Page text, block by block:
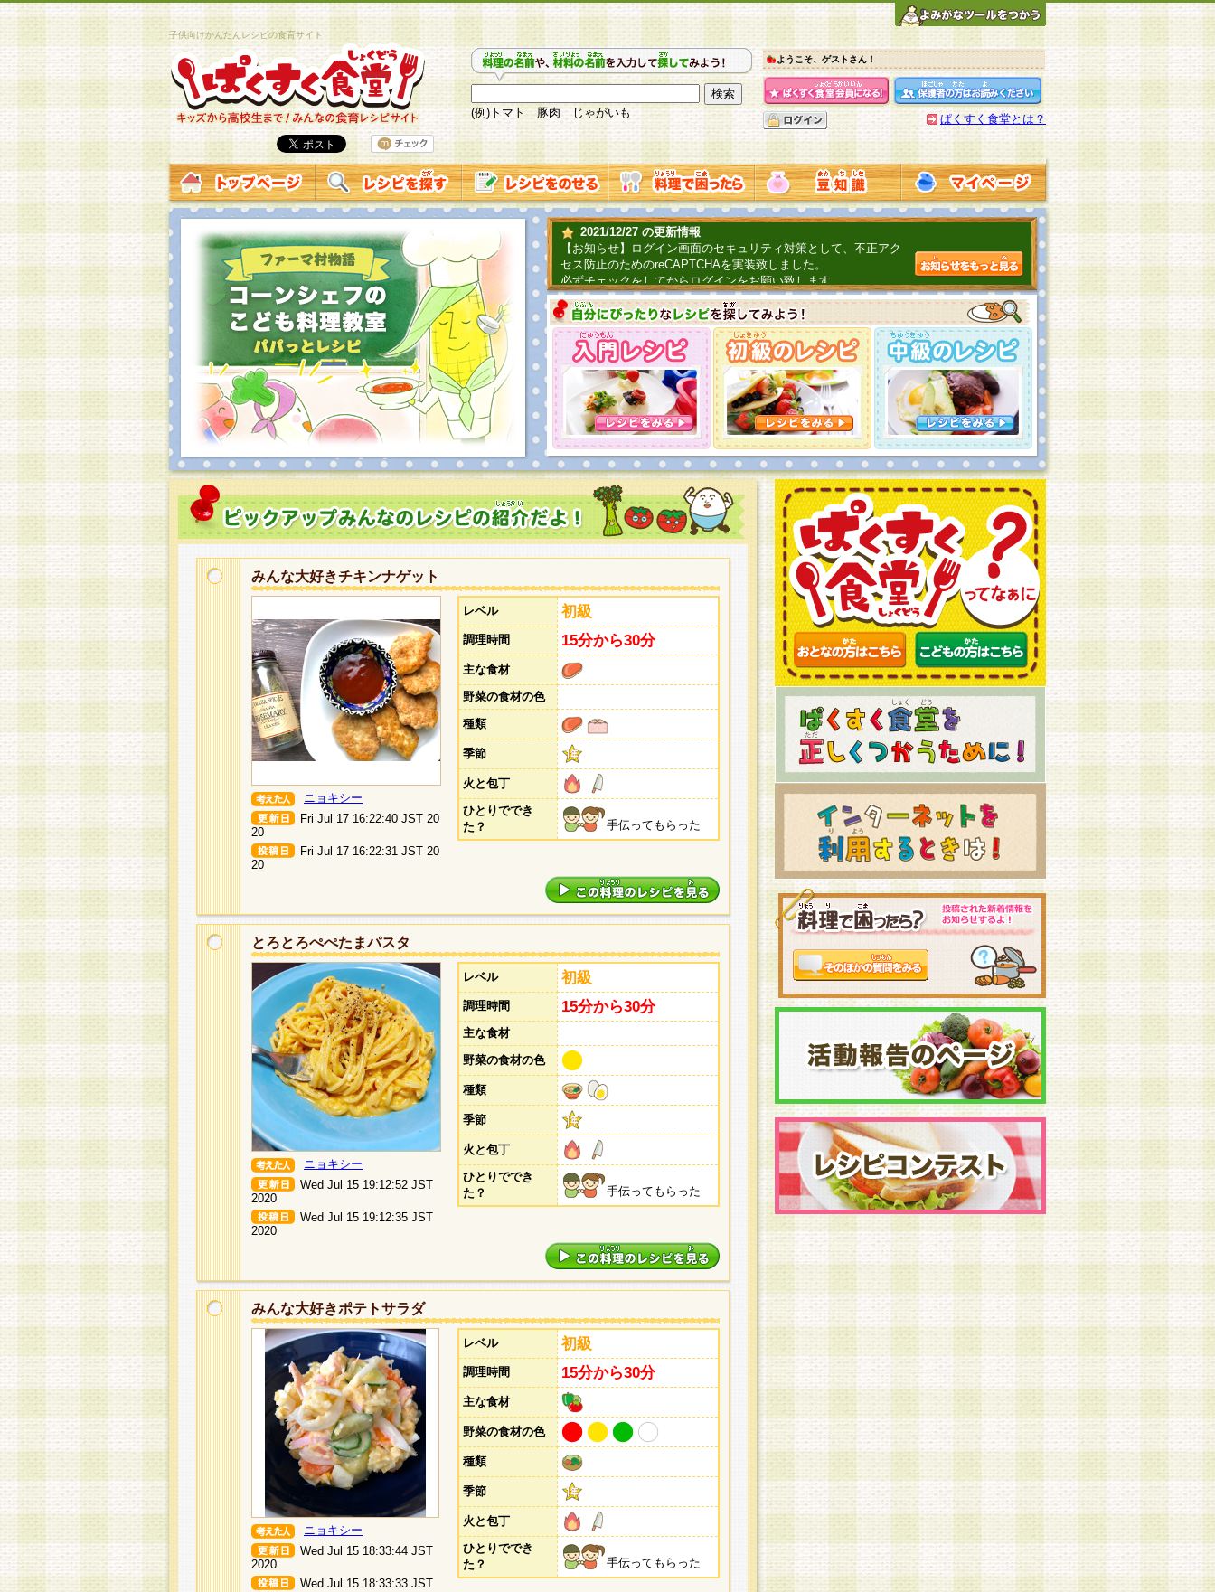
子供向けかんたんレシピの食育サイト
(例)トマト 豚肉 じゃがいも
ようこそ、ゲストさん！
ぱくすく食堂とは？
2021/12/27 の更新情報
【お知らせ】ログイン画面のセキュリティ対策として、不正アク
セス防止のためのreCAPTCHAを実装致しました。
必ずチェックをしてからログインをお願い致します。
2019/06/04 の更新情報
ファーマ村からコーンシェフが簡単レシピを紹介するよ！こちら
2018/07/01 の更新情報
チャレンジ企画第三弾！お母さん、お父さんへ日頃の感謝をこめ
てごはんを作ろう！は終了致しました。たくさんの投稿、ありが
とうございました。次回企画もお楽しみに！
みんな大好きチキンナゲット
ニョキシー
Fri Jul 17 16:22:40 JST 20
20
Fri Jul 17 16:22:31 JST 20
20
レベル 初級
調理時間 15分から30分
主な食材
野菜の食材の色
種類
季節
火と包丁
ひとりででき
た？
手伝ってもらった
とろとろぺぺたまパスタ
ニョキシー
Wed Jul 15 19:12:52 JST
2020
Wed Jul 15 19:12:35 JST
2020
レベル 初級
調理時間 15分から30分
主な食材
野菜の食材の色
種類
季節
火と包丁
ひとりででき
た？
手伝ってもらった
みんな大好きポテトサラダ
ニョキシー
Wed Jul 15 18:33:44 JST
2020
Wed Jul 15 18:33:33 JST
レベル 初級
調理時間 15分から30分
主な食材
野菜の食材の色
種類
季節
火と包丁
ひとりででき
た？
手伝ってもらった